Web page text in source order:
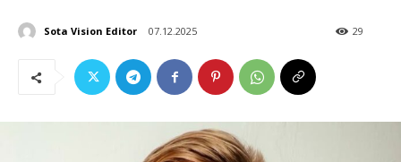
Sota Vision Editor 07.12.2025 29